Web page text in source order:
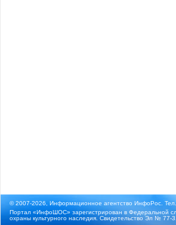
© 2007-2026, Информационное агентство ИнфоРос.
Портал «ИнфоШОС» зарегистрирован в Федеральной
охраны культурного наследия. Свидетельство Эл № 77-